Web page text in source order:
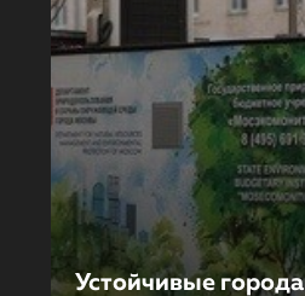
Устойчивые города